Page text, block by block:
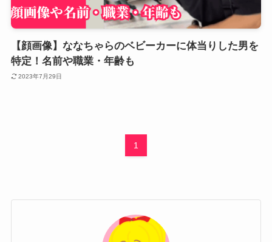
【顔画像】ななちゃらのベビーカーに体当りした男を
特定！名前や職業・年齢も
2023年7月29日
1